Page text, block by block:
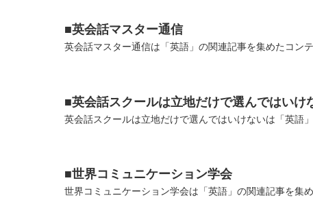
■英会話マスター通信
英会話マスター通信は「英語」の関連記事を集めたコン
■英会話スクールは立地だけで選んではいけ
英会話スクールは立地だけで選んではいけないは「英語
■世界コミュニケーション学会
世界コミュニケーション学会は「英語」の関連記事を集